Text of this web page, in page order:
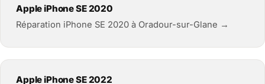
Apple iPhone SE 2020
Réparation iPhone SE 2020 à Oradour-sur-Glane →
Apple iPhone SE 2022